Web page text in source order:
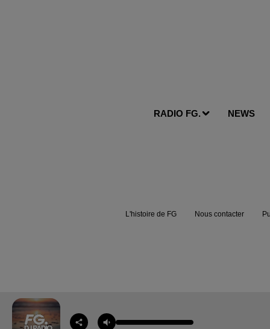
RADIO FG. NEWS
L'histoire de FG Nous contacter